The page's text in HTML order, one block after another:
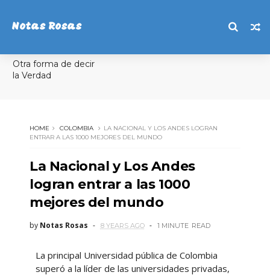
Notas Rosas
Otra forma de decir
la Verdad
HOME COLOMBIA
LA NACIONAL Y LOS ANDES LOGRAN
ENTRAR A LAS 1000 MEJORES DEL MUNDO
La Nacional y Los Andes
logran entrar a las 1000
mejores del mundo
by Notas Rosas 8 YEARS AGO 1 MINUTE READ
La principal Universidad pública de Colombia
superó a la líder de las universidades privadas,